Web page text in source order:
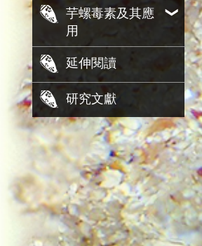
芋螺毒素及其應
用
延伸閱讀
研究文獻